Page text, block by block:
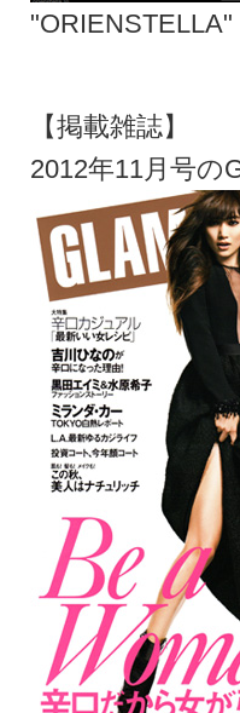
【掲載雑誌】
2012年11月号の